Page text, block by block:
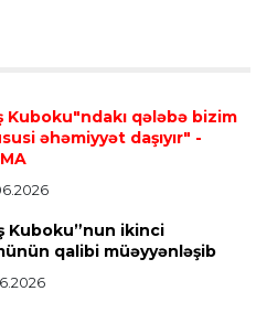
narazılığına
bütün
qayıdır
Kuboku"ndakı qələbə bizim
əhəmiyyət daşıyır" -
Kuboku”nun ikinci
qalibi müəyyənləşib